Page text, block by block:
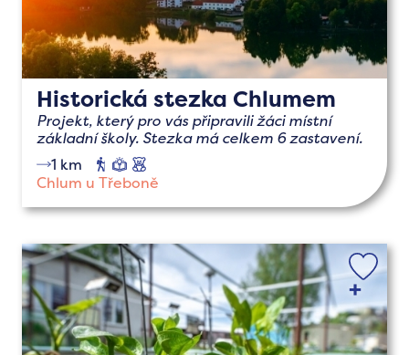
Historická stezka Chlumem
Projekt, který pro vás připravili žáci místní
základní školy. Stezka má celkem 6 zastavení.
1 km
pěšínaučné
dětmi
Chlum u Třeboně